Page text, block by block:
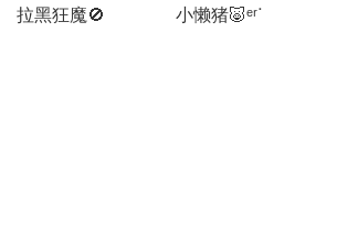
拉黑狂魔🚫 小懒猪🐷ᵉʳᐝ